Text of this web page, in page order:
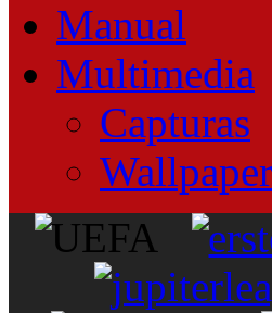
Manual
Multimedia
Capturas